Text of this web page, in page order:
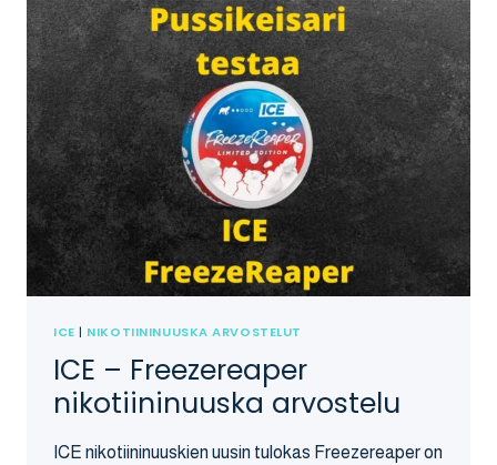
ICE | NIKOTIININUUSKA ARVOSTELUT
ICE – Freezereaper
nikotiininuuska arvostelu
ICE nikotiininuuskien uusin tulokas Freezereaper on